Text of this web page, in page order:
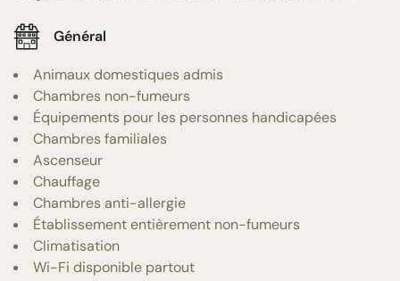
Général
Animaux domestiques admis
Chambres non-fumeurs
Équipements pour les personnes handicapées
Chambres familiales
Ascenseur
Chauffage
Chambres anti-allergie
Établissement entièrement non-fumeurs
Climatisation
Wi-Fi disponible partout